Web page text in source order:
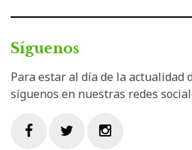
Síguenos
Para estar al día de la actualidad
síguenos en nuestras redes